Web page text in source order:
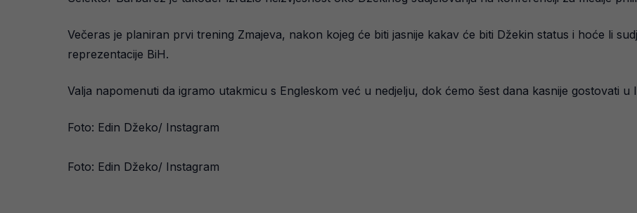
Večeras je planiran prvi trening Zmajeva, nakon kojeg će biti jasnije kakav će biti Džekin status i hoće li
reprezentacije BiH.
Valja napomenuti da igramo utakmicu s Engleskom već u nedjelju, dok ćemo šest dana kasnije gostovati u
Foto: Edin Džeko/ Instagram
Foto: Edin Džeko/ Instagram